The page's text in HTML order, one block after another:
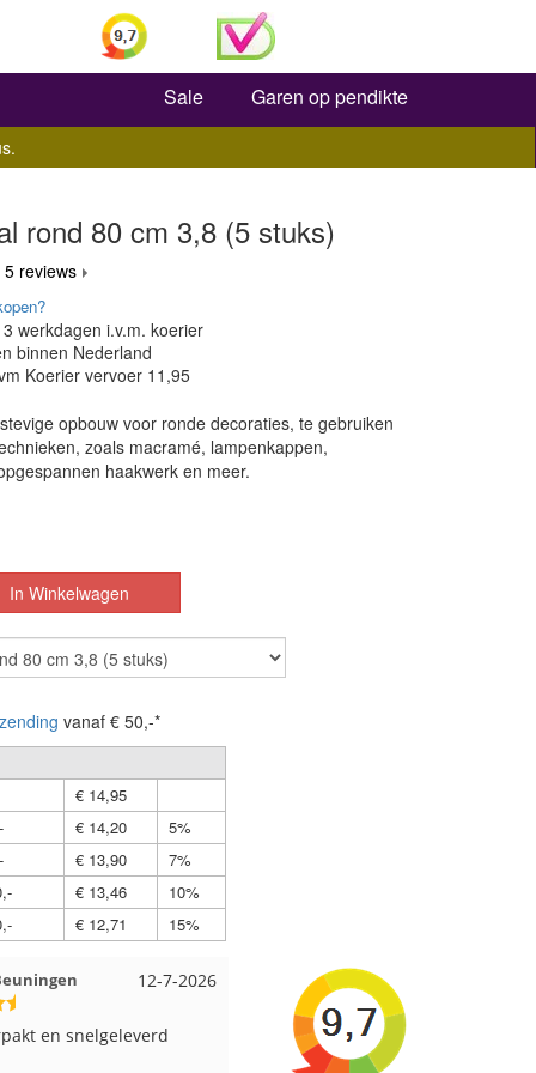
Zoeken
Sale Garen op pendikte
rond 80 cm 3,8 (5 stuks)
5 reviews
werkdagen i.v.m. koerier
binnen Nederland
Koerier vervoer 11,95
opbouw voor ronde decoraties, te gebruiken
zoals macramé, lampenkappen,
haakwerk en meer.
vanaf € 50,-*
€ 14,95
€ 14,20
5%
€ 13,90
7%
€ 13,46
10%
€ 12,71 15%
12-7-2026 11-7-2026
Wendy uit Amsterdam
Ruime keus aan viltwol, mooie
kleuren en goede kwaliteit. Snel